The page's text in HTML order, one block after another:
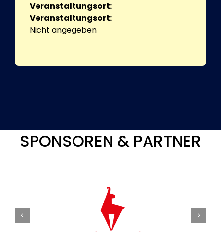
Veranstaltungsort:
Veranstaltungsort:
Nicht angegeben
SPONSOREN & PARTNER